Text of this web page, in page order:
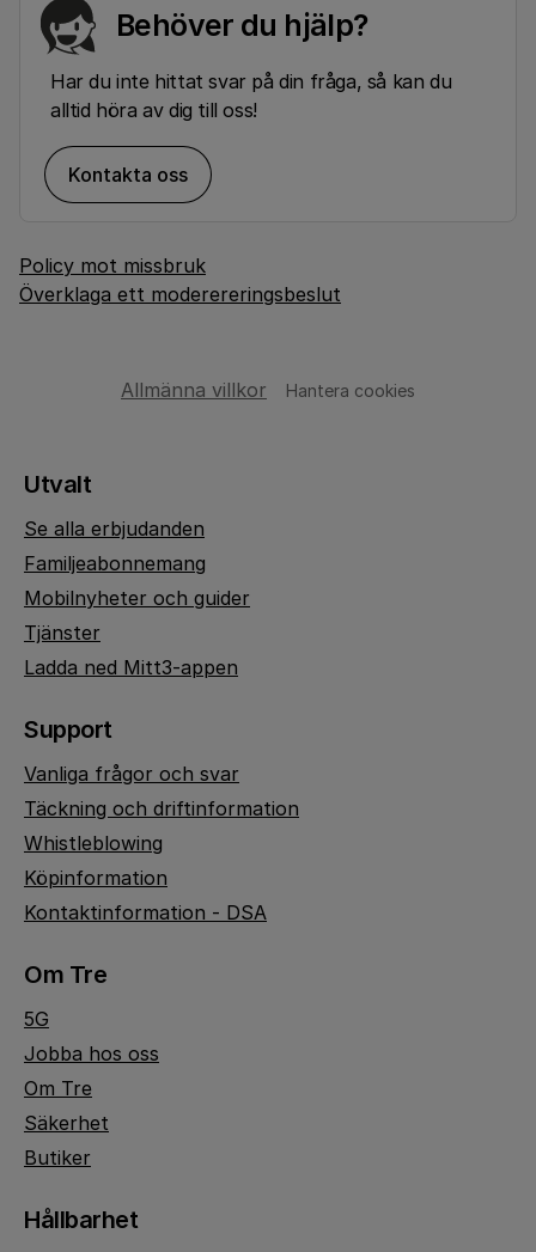
Behöver du hjälp?
Har du inte hittat svar på din fråga, så kan du
alltid höra av dig till oss!
Kontakta oss
Policy mot missbruk
Överklaga ett moderereringsbeslut
Allmänna villkor Hantera cookies
Utvalt
Se alla erbjudanden
Familjeabonnemang
Mobilnyheter och guider
Tjänster
Ladda ned Mitt3-appen
Support
Vanliga frågor och svar
Täckning och driftinformation
Whistleblowing
Köpinformation
Kontaktinformation - DSA
Om Tre
5G
Jobba hos oss
Om Tre
Säkerhet
Butiker
Hållbarhet